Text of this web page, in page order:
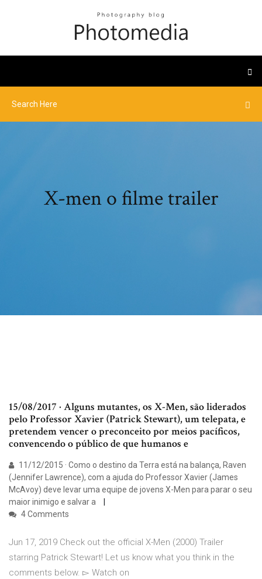
X-men o filme trailer
15/08/2017 · Alguns mutantes, os X-Men, são liderados
pelo Professor Xavier (Patrick Stewart), um telepata, e
pretendem vencer o preconceito por meios pacíficos,
convencendo o público de que humanos e
11/12/2015 · Como o destino da Terra está na balança, Raven
(Jennifer Lawrence), com a ajuda do Professor Xavier (James
McAvoy) deve levar uma equipe de jovens X-Men para parar o seu
maior inimigo e salvar a
4 Comments
Jun 17, 2019 Check out the official X-Men (2000) Trailer
starring Patrick Stewart! Let us know what you think in the
comments below. ▻ Watch on